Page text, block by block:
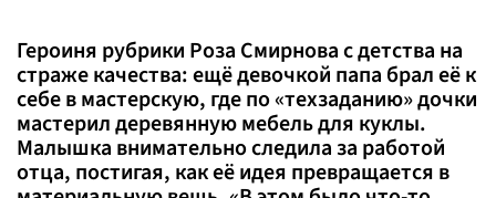
Героиня рубрики Роза Смирнова с детства на
страже качества: ещё девочкой папа брал её к
себе в мастерскую, где по «техзаданию» дочки
мастерил деревянную мебель для куклы.
Малышка внимательно следила за работой
отца, постигая, как её идея превращается в